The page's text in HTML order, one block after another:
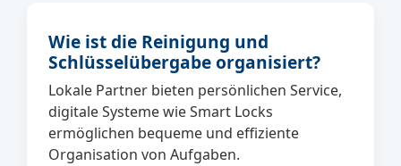
Wie ist die Reinigung und
Schlüsselübergabe organisiert?
Lokale Partner bieten persönlichen Service,
digitale Systeme wie Smart Locks
ermöglichen bequeme und effiziente
Organisation von Aufgaben.